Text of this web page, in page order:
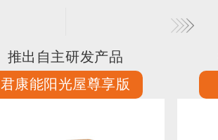
推出自主研发产品
君康能阳光屋尊享版